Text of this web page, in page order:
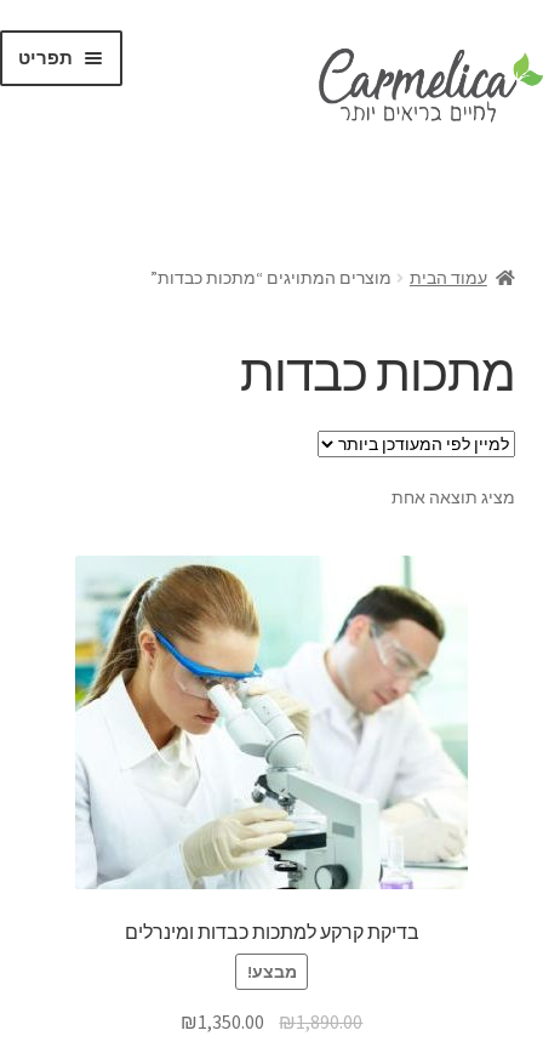
תפריט
עמוד הבית מוצרים המתויגים “מתכות כבדות”
מתכות כבדות
מציג תוצאה אחת
בדיקת קרקע למתכות כבדות ומינרלים
מבצע!
₪1,890.00
₪1,350.00